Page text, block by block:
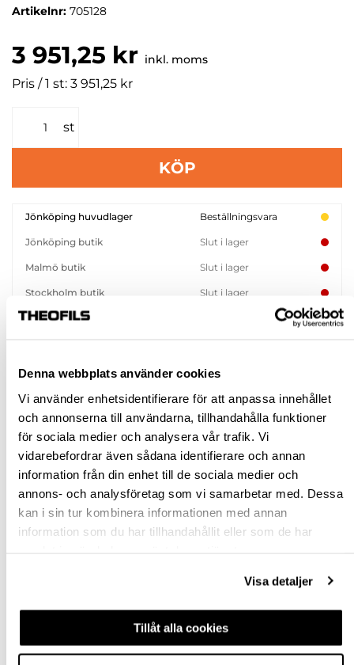
Denna webbplats använder cookies
Vi använder enhetsidentifierare för att anpassa innehållet
och annonserna till användarna, tillhandahålla funktioner
för sociala medier och analysera vår trafik. Vi
vidarebefordrar även sådana identifierare och annan
information från din enhet till de sociala medier och
annons- och analysföretag som vi samarbetar med. Dessa
kan i sin tur kombinera informationen med annan
information som du har tillhandahållit eller som de har
Visa detaljer
Tillåt alla cookies
Artikelnr: 705128
3 951,25 kr inkl. moms
Pris / 1 st: 3 951,25 kr
st
KÖP
Jönköping huvudlager Beställningsvara
Jönköping butik Slut i lager
Malmö butik Slut i lager
Stockholm butik Slut i lager
Snabba leveranser
BESKRIVNING & FILER
SPECIFIKATION
FRÅGA OM PRODUKT
TILLBEHÖR